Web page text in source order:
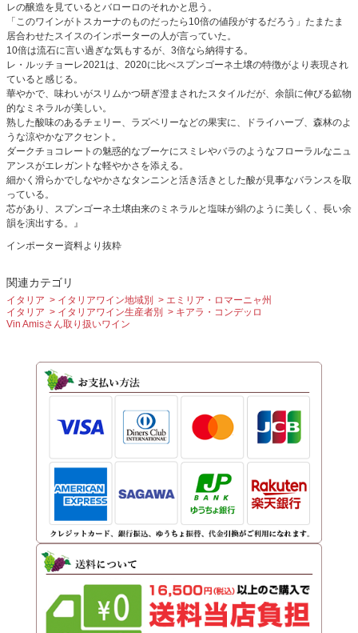
レの醸造を見ているとバローロのそれかと思う。
「このワインがトスカーナのものだったら10倍の値段がするだろう」たまたま
居合わせたスイスのインポーターの人が言っていた。
10倍は流石に言い過ぎな気もするが、3倍なら納得する。
レ・ルッチョーレ2021は、2020に比べスプンゴーネ土壌の特徴がより表現され
ていると感じる。
華やかで、味わいがスリムかつ研ぎ澄まされたスタイルだが、余韻に伸びる鉱物
的なミネラルが美しい。
熟した酸味のあるチェリー、ラズベリーなどの果実に、ドライハーブ、森林のよ
うな涼やかなアクセント。
ダークチョコレートの魅惑的なブーケにスミレやバラのようなフローラルなニュ
アンスがエレガントな軽やかさを添える。
細かく滑らかでしなやかさなタンニンと活き活きとした酸が見事なバランスを取
っている。
芯があり、スプンゴーネ土壌由来のミネラルと塩味が絹のように美しく、長い余
韻を演出する。』
インポーター資料より抜粋
関連カテゴリ
イタリア イタリアワイン地域別
エミリア・ロマーニャ州
イタリア
イタリアワイン生産者別
キアラ・コンデッロ
Vin Amisさん取り扱いワイン